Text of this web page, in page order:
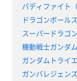
バディファイト
ドラゴンボール
スーパードラゴ
機動戦士ガンダ
ガンダムトライ
ガンバレジェン